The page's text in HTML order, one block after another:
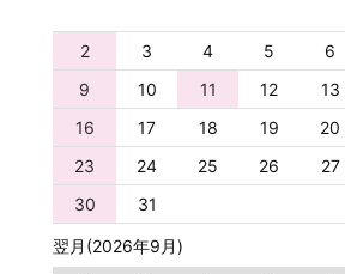
2
3 4 5 6
9
10 11 12 13
16
17 18 19 20
23
24 25 26 27
30
31
翌月(2026年9月)